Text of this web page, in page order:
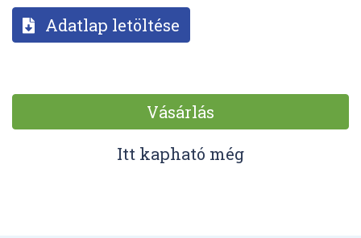
Adatlap letöltése
Vásárlás
Itt kapható még